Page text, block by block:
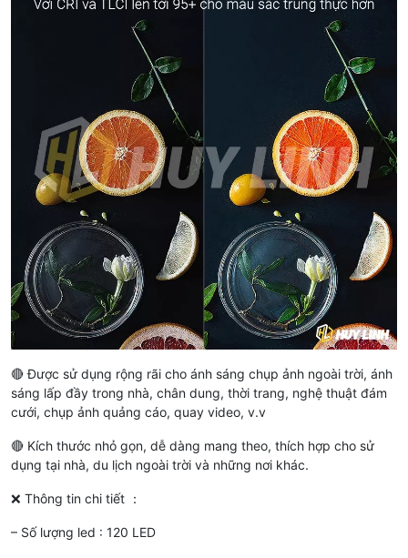
🔴 Được sử dụng rộng rãi cho ánh sáng chụp ảnh ngoài trời, ánh
sáng lấp đầy trong nhà, chân dung, thời trang, nghệ thuật đám
cưới, chụp ảnh quảng cáo, quay video, v.v
🔴 Kích thước nhỏ gọn, dễ dàng mang theo, thích hợp cho sử
dụng tại nhà, du lịch ngoài trời và những nơi khác.
❌ Thông tin chi tiết ：
– Số lượng led : 120 LED